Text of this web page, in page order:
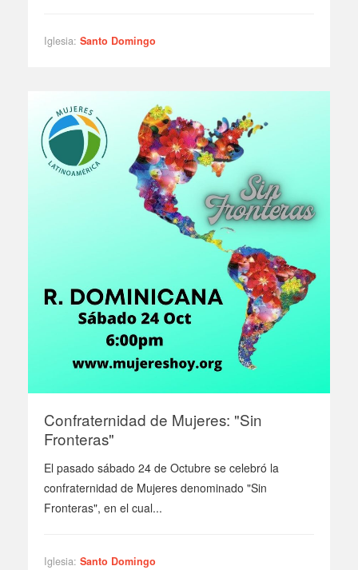
Iglesia: Santo Domingo
Confraternidad de Mujeres: "Sin
Fronteras"
El pasado sábado 24 de Octubre se celebró la
confraternidad de Mujeres denominado "Sin
Fronteras", en el cual...
Iglesia: Santo Domingo